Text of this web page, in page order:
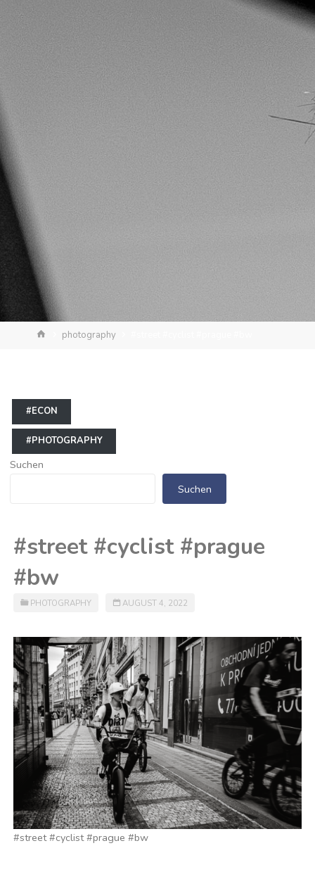
Startphotography
#ECON
#PHOTOGRAPHY
Suchen
Suchen
#street #cyclist #prague
#bw
PHOTOGRAPHY AUGUST 4, 2022
#street #cyclist #prague #bw